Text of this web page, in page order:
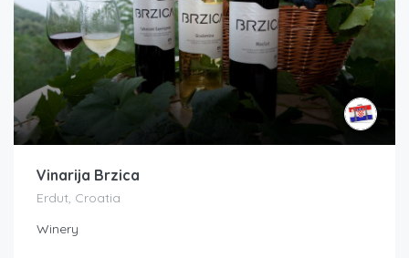
Vinarija Brzica
Erdut, Croatia
Winery